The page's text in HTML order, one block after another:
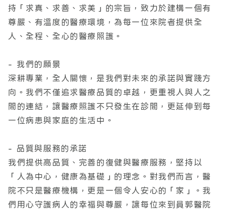
持「求真、求善、求美」的宗旨，致力於建構一個有
尊嚴、有溫度的醫療環境，為每一位來院者提供全
人、全程、全心的醫療照護。
- 我們的願景
深耕專業，全人關懷，是我們對未來的承諾與實踐方
向。我們不僅追求醫療品質的卓越，更重視人與人之
間的連結，讓醫療照護不只發生在診間，更延伸到每
一位病患與家庭的生活中。
- 品質與服務的承諾
我們提供高品質、完善的復健與醫療服務，堅持以
「人為中心，健康為基礎」的理念。對我們而言，醫
院不只是醫療機構，更是一個令人安心的「家」。我
們用心守護病人的幸福與尊嚴，讓每位來到員郭醫院